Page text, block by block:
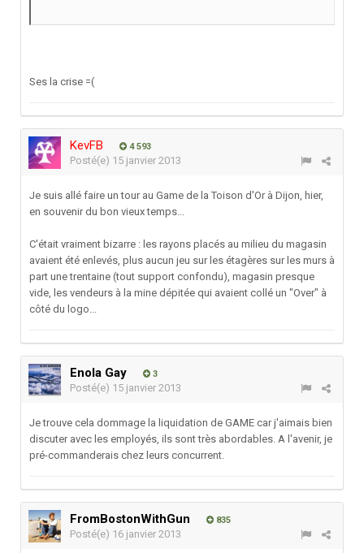
Ses la crise =(
KevFB 4 593
Posté(e) 15 janvier 2013
Je suis allé faire un tour au Game de la Toison d'Or à Dijon, hier,
en souvenir du bon vieux temps...
C'était vraiment bizarre : les rayons placés au milieu du magasin
avaient été enlevés, plus aucun jeu sur les étagères sur les murs à
part une trentaine (tout support confondu), magasin presque
vide, les vendeurs à la mine dépitée qui avaient collé un "Over" à
côté du logo...
Enola Gay 3
Posté(e) 15 janvier 2013
Je trouve cela dommage la liquidation de GAME car j'aimais bien
discuter avec les employés, ils sont très abordables. A l'avenir, je
pré-commanderais chez leurs concurrent.
FromBostonWithGun 835
Posté(e) 16 janvier 2013